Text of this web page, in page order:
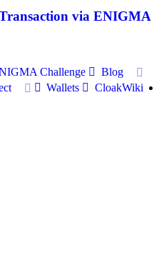
via ENIGMA
Challenge
Blog
Wallets CloakWiki